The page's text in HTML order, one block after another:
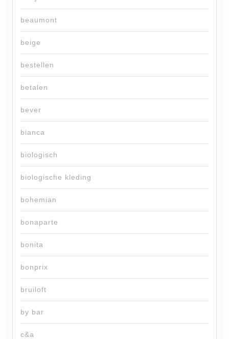
beaumont
beige
bestellen
betalen
bever
bianca
biologisch
biologische kleding
bohemian
bonaparte
bonita
bonprix
bruiloft
by bar
c&a